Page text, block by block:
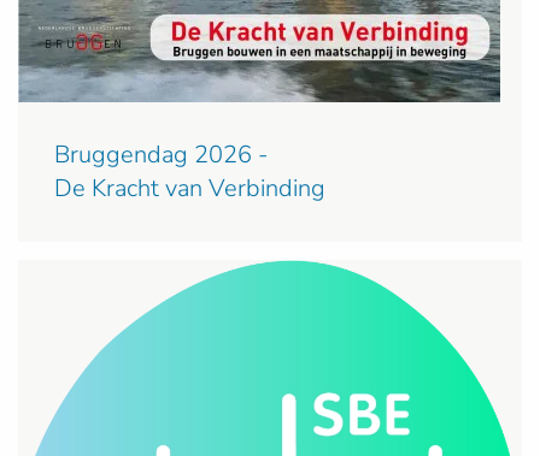
Bruggendag 2026 -
De Kracht van Verbinding